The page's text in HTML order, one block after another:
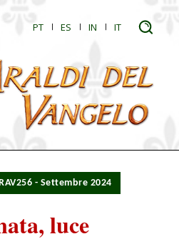
PT ES IN IT
- Settembre 2024
luce